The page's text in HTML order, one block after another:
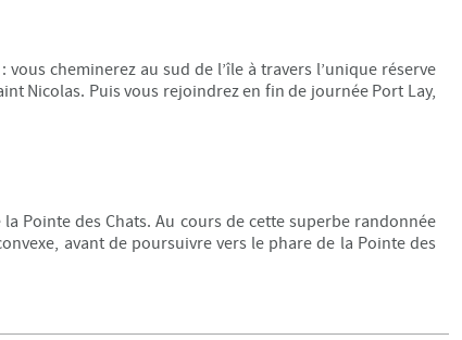
cheminerez au sud de l’île à travers l’unique réserve
Nicolas. Puis vous rejoindrez en fin de journée Port Lay,
Pointe des Chats. Au cours de cette superbe randonnée
avant de poursuivre vers le phare de la Pointe des